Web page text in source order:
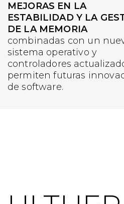
MEJORAS EN LA
ESTABILIDAD Y LA
DE LA MEMORIA
combinadas con un
sistema operativo y
controladores
permiten futuras
de software.